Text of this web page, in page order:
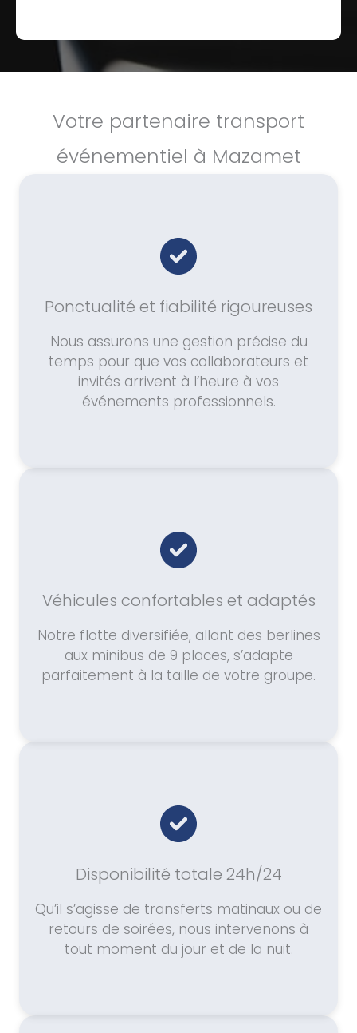
Votre partenaire transport
événementiel à Mazamet
Ponctualité et fiabilité rigoureuses
Nous assurons une gestion précise du
temps pour que vos collaborateurs et
invités arrivent à l’heure à vos
événements professionnels.
Véhicules confortables et adaptés
Notre flotte diversifiée, allant des berlines
aux minibus de 9 places, s’adapte
parfaitement à la taille de votre groupe.
Disponibilité totale 24h/24
Qu’il s’agisse de transferts matinaux ou de
retours de soirées, nous intervenons à
tout moment du jour et de la nuit.